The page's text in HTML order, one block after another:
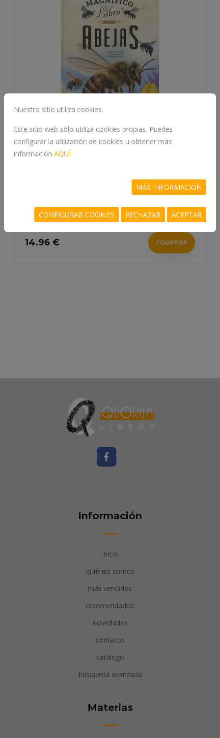
EL MAGNÍFICO LIBRO DE LAS
ROMAN, MANUELA
14.96 € COMPRAR
Información
inicio
quiénes somos
más vendidos
recomendados
novedades
contacto
catálogo
búsqueda avanzada
Materias
Nuestro sitio utiliza cookies.
Este sitio web sólo utiliza cookies propias. Puedes
configurar la utilización de cookies u obtener más
información AQUÍ
MÁS INFORMACIÓN
CONFIGURAR COOKIES RECHAZAR ACEPTAR